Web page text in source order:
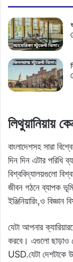
লিথুয়ানিয়ায়
বাংলাদেশসহ সারা
দিন দিন এটার পরিধি
বিশ্ববিদ্যালয়গুলো
জীবন গঠনে ব্যাপক
ইঞ্জিনিয়ারিং,ও
যেটা আপনার
করবে। এগুলো ছাড়াও
USD.যেটা দেশটাকে